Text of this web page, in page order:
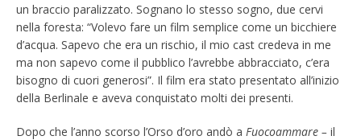
un braccio paralizzato. Sognano lo stesso sogno, due cervi
nella foresta: “Volevo fare un film semplice come un bicchiere
d’acqua. Sapevo che era un rischio, il mio cast credeva in me
ma non sapevo come il pubblico l’avrebbe abbracciato, c’era
bisogno di cuori generosi”. Il film era stato presentato all’inizio
della Berlinale e aveva conquistato molti dei presenti.
Dopo che l’anno scorso l’Orso d’oro andò a Fuocoammare – il